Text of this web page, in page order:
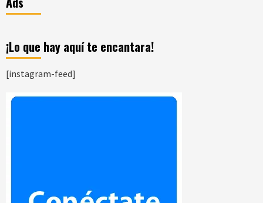
¡Lo que hay aquí te encantara!
[instagram-feed]